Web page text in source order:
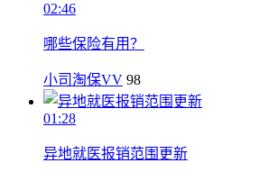
02:46
哪些保险有用？
小司淘保VV 98
01:28
异地就医报销范围更新